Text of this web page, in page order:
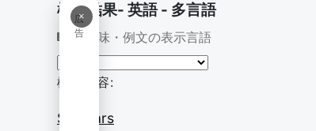
×
広
告
検索結果- 英語 - 多言語
意味・例文の表示言語
検索内容:
Scholars